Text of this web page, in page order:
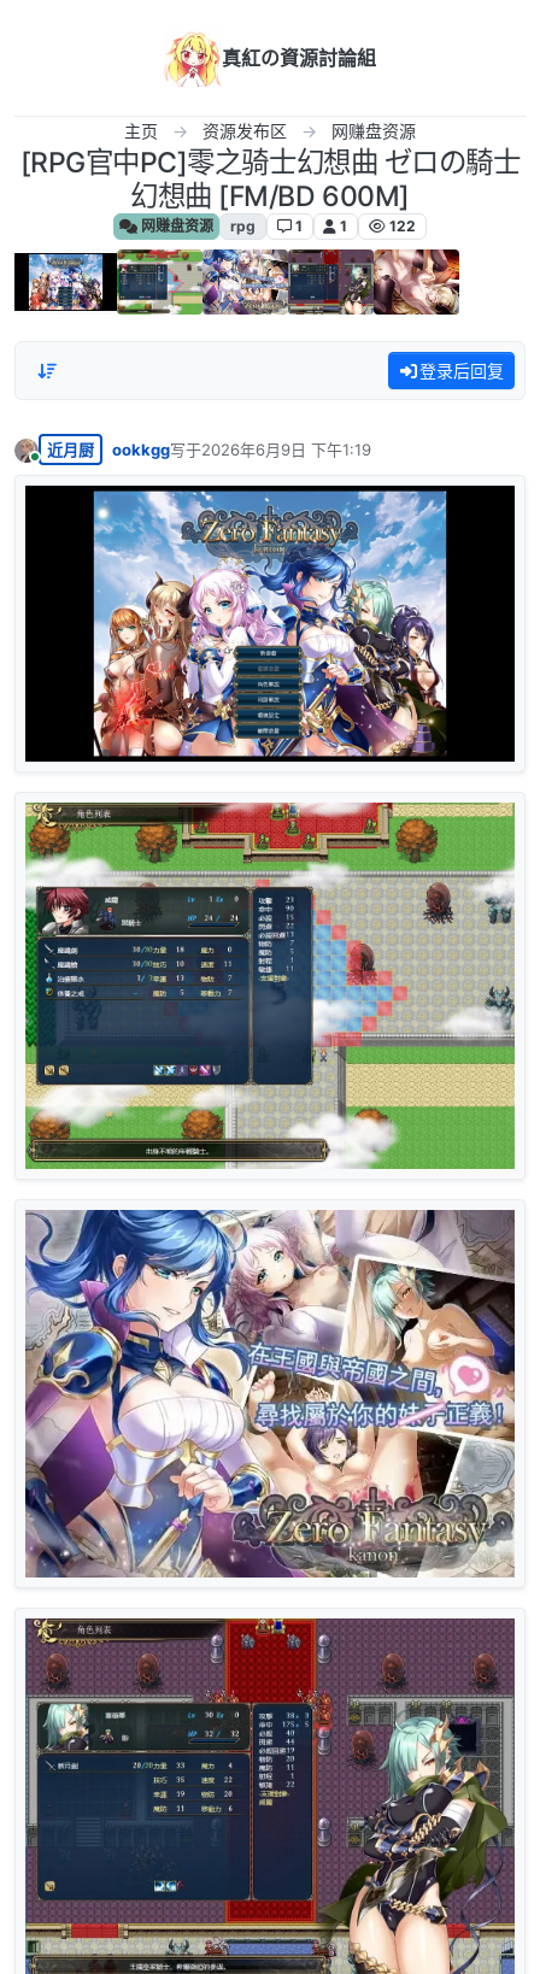
真紅の資源討論組
主页 资源发布区 网赚盘资源
[RPG官中PC]零之骑士幻想曲 ゼロの騎士
幻想曲 [FM/BD 600M]
网赚盘资源 rpg 1 1 122
登录后回复
在线
近月厨 ookkgg写于2026年6月9日 下午1:19
最后由 编辑